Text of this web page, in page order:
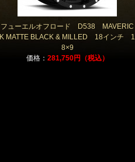
フューエルオフロード D538 MAVERIC
K MATTE BLACK & MILLED 18インチ 1
8×9
価格： 281,750円（税込）